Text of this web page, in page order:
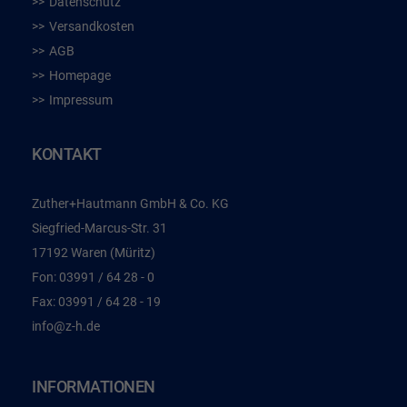
Versandkosten
AGB
Homepage
Impressum
KONTAKT
Zuther+Hautmann GmbH & Co. KG
Siegfried-Marcus-Str. 31
17192 Waren (Müritz)
Fon: 03991 / 64 28 - 0
Fax: 03991 / 64 28 - 19
info@z-h.de
INFORMATIONEN